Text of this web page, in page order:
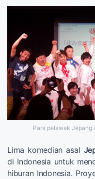
Para pelawak Jepang
Lima komedian asal
di Indonesia untuk
hiburan Indonesia.